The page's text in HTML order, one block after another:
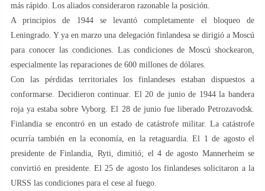
más rápido. Los aliados consideraron razonable la posición.
A principios de 1944 se levantó completamente el bloqueo de
Leningrado. Y ya en marzo una delegación finlandesa se dirigió a Moscú
para conocer las condiciones. Las condiciones de Moscú shockearon,
especialmente las reparaciones de 600 millones de dólares.
Con las pérdidas territoriales los finlandeses estaban dispuestos a
conformarse. Decidieron continuar. El 20 de junio de 1944 la bandera
roja ya estaba sobre Vyborg. El 28 de junio fue liberado Petrozavodsk.
Finlandia se encontró en un estado de catástrofe militar. La catástrofe
ocurría también en la economía, en la retaguardia. El 1 de agosto el
presidente de Finlandia, Ryti, dimitió; el 4 de agosto Mannerheim se
convirtió en presidente. El 25 de agosto los finlandeses solicitaron a la
URSS las condiciones para el cese al fuego.